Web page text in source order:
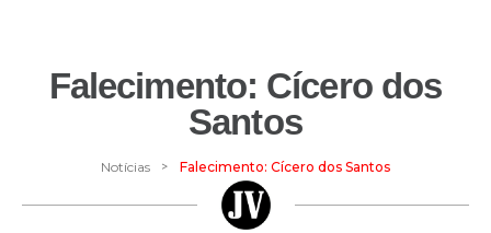
Falecimento: Cícero dos
Santos
Notícias > Falecimento: Cícero dos Santos